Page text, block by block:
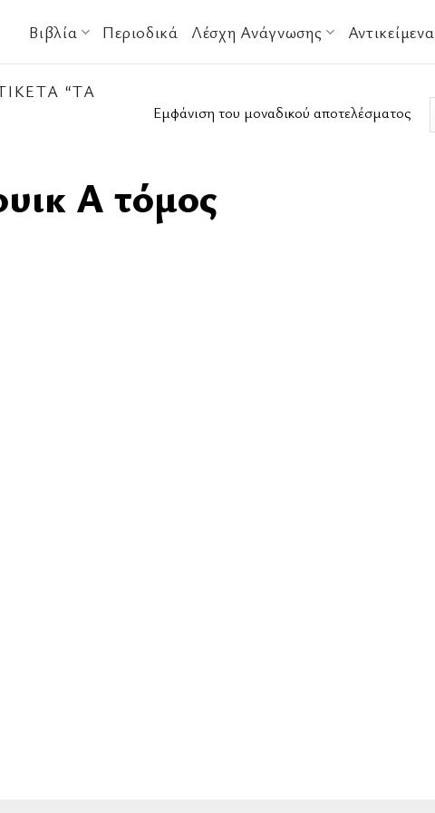
Βιβλία Περιοδικά Λέσχη Ανάγνωσης Αντικείμενα
“ΤΑ
Εμφάνιση του μοναδικού αποτελέσματος
Α τόμος